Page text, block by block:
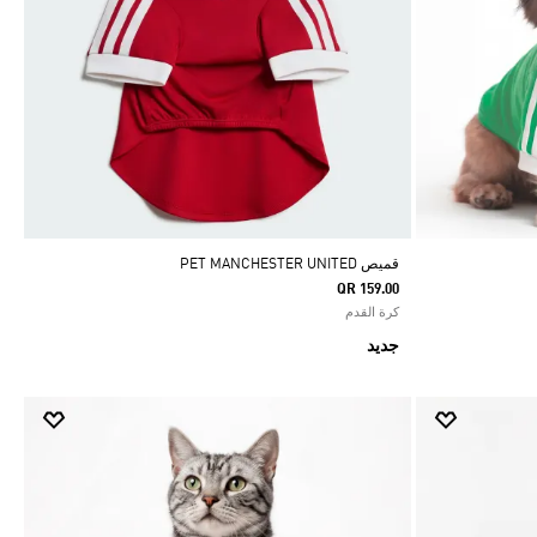
قميص PET MANCHESTER UNITED
QR 159.00
كرة القدم
جديد